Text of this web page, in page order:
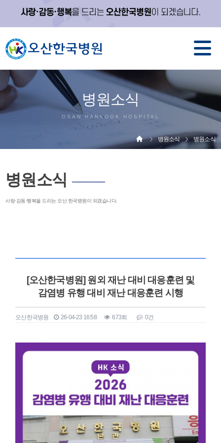
병원소식
OSAN HANKOOK HOSPITAL
병원소식 병원소식
병원소식 ─────
사랑·감동·행복을 드리는 오산 한국병원이 되겠습니다.
[오산한국병원] 원외 재난 대비 대응훈련 및
감염병 유행 대비 재난 대응훈련 시행
오산한국병원 26-04-23 16:58 673회 0건
본문